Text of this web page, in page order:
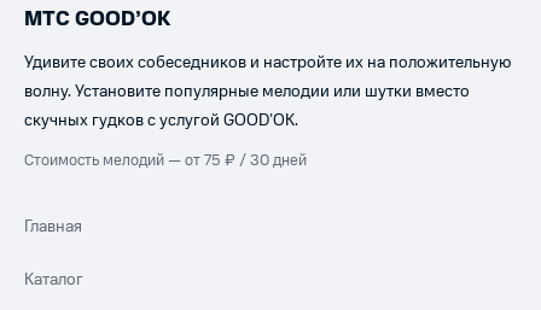
МТС GOOD’OK
Удивите своих собеседников и настройте их на положительную
волну. Установите популярные мелодии или шутки вместо
скучных гудков с услугой GOOD’OK.
Стоимость мелодий — от 75 ₽ / 30 дней
Главная
Каталог